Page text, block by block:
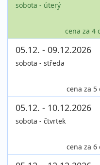
sobota - úterý
cena za 4
05.12. - 09.12.2026
sobota - středa
cena za 5
05.12. - 10.12.2026
sobota - čtvrtek
cena za 6